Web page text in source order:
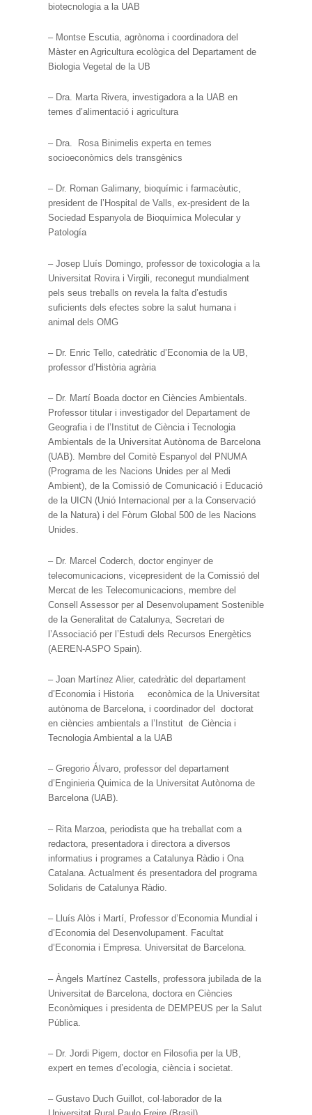
biotecnologia a la UAB
– Montse Escutia, agrònoma i coordinadora del
Màster en Agricultura ecològica del Departament de
Biologia Vegetal de la UB
– Dra. Marta Rivera, investigadora a la UAB en
temes d’alimentació i agricultura
– Dra. Rosa Binimelis experta en temes
socioeconòmics dels transgènics
– Dr. Roman Galimany, bioquímic i farmacèutic,
president de l’Hospital de Valls, ex-president de la
Sociedad Espanyola de Bioquímica Molecular y
Patología
– Josep Lluís Domingo, professor de toxicologia a la
Universitat Rovira i Virgili, reconegut mundialment
pels seus treballs on revela la falta d’estudis
suficients dels efectes sobre la salut humana i
animal dels OMG
– Dr. Enric Tello, catedràtic d’Economia de la UB,
professor d’Història agrària
– Dr. Martí Boada doctor en Ciències Ambientals.
Professor titular i investigador del Departament de
Geografia i de l’Institut de Ciència i Tecnologia
Ambientals de la Universitat Autònoma de Barcelona
(UAB). Membre del Comitè Espanyol del PNUMA
(Programa de les Nacions Unides per al Medi
Ambient), de la Comissió de Comunicació i Educació
de la UICN (Unió Internacional per a la Conservació
de la Natura) i del Fòrum Global 500 de les Nacions
Unides.
– Dr. Marcel Coderch, doctor enginyer de
telecomunicacions, vicepresident de la Comissió del
Mercat de les Telecomunicacions, membre del
Consell Assessor per al Desenvolupament Sostenible
de la Generalitat de Catalunya, Secretari de
l’Associació per l’Estudi dels Recursos Energètics
(AEREN-ASPO Spain).
– Joan Martínez Alier, catedràtic del departament
d’Economia i Historia econòmica de la Universitat
autònoma de Barcelona, i coordinador del doctorat
en ciències ambientals a l’Institut de Ciència i
Tecnologia Ambiental a la UAB
– Gregorio Álvaro, professor del departament
d’Enginieria Quimica de la Universitat Autònoma de
Barcelona (UAB).
– Rita Marzoa, periodista que ha treballat com a
redactora, presentadora i directora a diversos
informatius i programes a Catalunya Ràdio i Ona
Catalana. Actualment és presentadora del programa
Solidaris de Catalunya Ràdio.
– Lluís Alòs i Martí, Professor d’Economia Mundial i
d’Economia del Desenvolupament. Facultat
d’Economia i Empresa. Universitat de Barcelona.
– Àngels Martínez Castells, professora jubilada de la
Universitat de Barcelona, doctora en Ciències
Econòmiques i presidenta de DEMPEUS per la Salut
Pública.
– Dr. Jordi Pigem, doctor en Filosofia per la UB,
expert en temes d’ecologia, ciència i societat.
– Gustavo Duch Guillot, col·laborador de la